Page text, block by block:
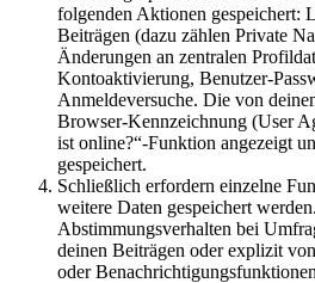
folgenden Aktionen gespeichert:
Beiträgen (dazu zählen Private
Änderungen an zentralen
Kontoaktivierung, Benutzer-
Anmeldeversuche. Die von
Browser-Kennzeichnung (User
ist online?“-Funktion angezeigt
gespeichert.
Schließlich erfordern einzelne
weitere Daten gespeichert
Abstimmungsverhalten bei
deinen Beiträgen oder explizit
oder